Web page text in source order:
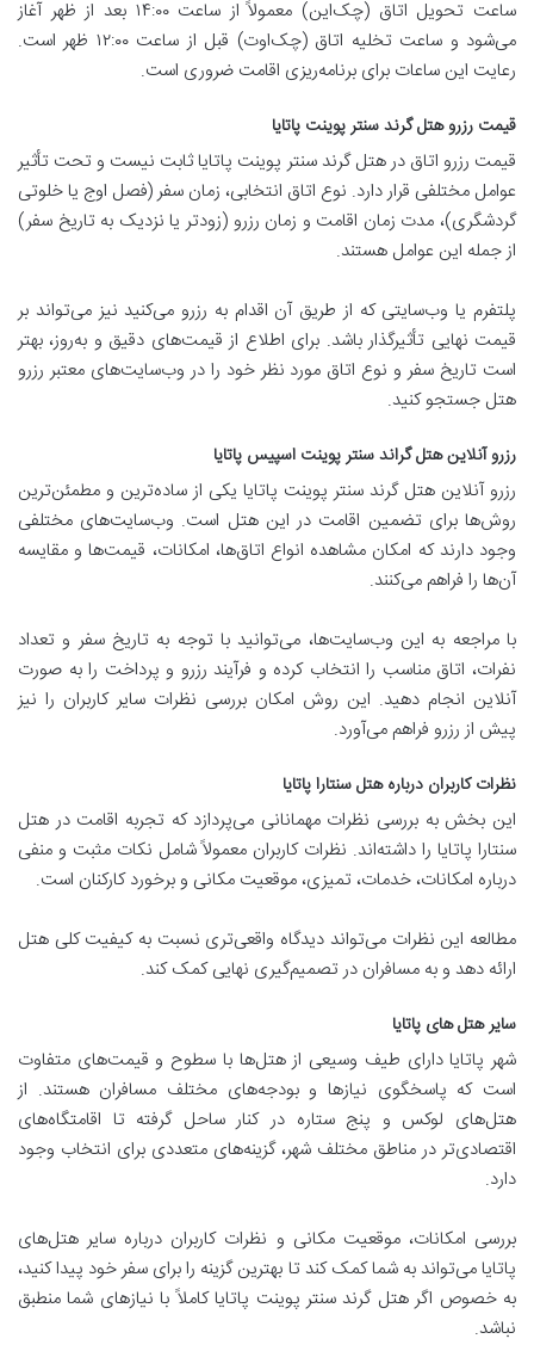
ساعت تحویل اتاق (چک‌این) معمولاً از ساعت ۱۴:۰۰ بعد از ظهر آغاز
می‌شود و ساعت تخلیه اتاق (چک‌اوت) قبل از ساعت ۱۲:۰۰ ظهر است.
رعایت این ساعات برای برنامه‌ریزی اقامت ضروری است.
قیمت رزرو هتل گرند سنتر پوینت پاتایا
قیمت رزرو اتاق در هتل گرند سنتر پوینت پاتایا ثابت نیست و تحت تأثیر
عوامل مختلفی قرار دارد. نوع اتاق انتخابی، زمان سفر (فصل اوج یا خلوتی
گردشگری)، مدت زمان اقامت و زمان رزرو (زودتر یا نزدیک به تاریخ سفر)
از جمله این عوامل هستند.
پلتفرم یا وب‌سایتی که از طریق آن اقدام به رزرو می‌کنید نیز می‌تواند بر
قیمت نهایی تأثیرگذار باشد. برای اطلاع از قیمت‌های دقیق و به‌روز، بهتر
است تاریخ سفر و نوع اتاق مورد نظر خود را در وب‌سایت‌های معتبر رزرو
هتل جستجو کنید.
رزرو آنلاین هتل گراند سنتر پوینت اسپیس پاتایا
رزرو آنلاین هتل گرند سنتر پوینت پاتایا یکی از ساده‌ترین و مطمئن‌ترین
روش‌ها برای تضمین اقامت در این هتل است. وب‌سایت‌های مختلفی
وجود دارند که امکان مشاهده انواع اتاق‌ها، امکانات، قیمت‌ها و مقایسه
آن‌ها را فراهم می‌کنند.
با مراجعه به این وب‌سایت‌ها، می‌توانید با توجه به تاریخ سفر و تعداد
نفرات، اتاق مناسب را انتخاب کرده و فرآیند رزرو و پرداخت را به صورت
آنلاین انجام دهید. این روش امکان بررسی نظرات سایر کاربران را نیز
پیش از رزرو فراهم می‌آورد.
نظرات کاربران درباره هتل سنتارا پاتایا
این بخش به بررسی نظرات مهمانانی می‌پردازد که تجربه اقامت در هتل
سنتارا پاتایا را داشته‌اند. نظرات کاربران معمولاً شامل نکات مثبت و منفی
درباره امکانات، خدمات، تمیزی، موقعیت مکانی و برخورد کارکنان است.
مطالعه این نظرات می‌تواند دیدگاه واقعی‌تری نسبت به کیفیت کلی هتل
ارائه دهد و به مسافران در تصمیم‌گیری نهایی کمک کند.
سایر هتل های پاتایا
شهر پاتایا دارای طیف وسیعی از هتل‌ها با سطوح و قیمت‌های متفاوت
است که پاسخگوی نیازها و بودجه‌های مختلف مسافران هستند. از
هتل‌های لوکس و پنج ستاره در کنار ساحل گرفته تا اقامتگاه‌های
اقتصادی‌تر در مناطق مختلف شهر، گزینه‌های متعددی برای انتخاب وجود
دارد.
بررسی امکانات، موقعیت مکانی و نظرات کاربران درباره سایر هتل‌های
پاتایا می‌تواند به شما کمک کند تا بهترین گزینه را برای سفر خود پیدا کنید،
به خصوص اگر هتل گرند سنتر پوینت پاتایا کاملاً با نیازهای شما منطبق
نباشد.